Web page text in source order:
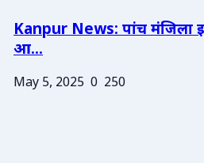
Kanpur News: पांच मंजिला
आ...
May 5, 2025 0 250